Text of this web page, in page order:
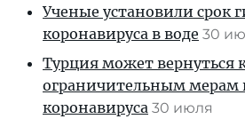
Ученые установили срок
коронавируса в воде 30
Турция может вернуться
ограничительным мерам
коронавируса 30 июля